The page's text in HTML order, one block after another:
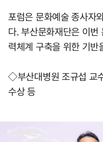
포럼은 문화예술 종사자
다. 부산문화재단은 이번
력체계 구축을 위한 기반
◇부산대병원 조규섭 교
수상 등